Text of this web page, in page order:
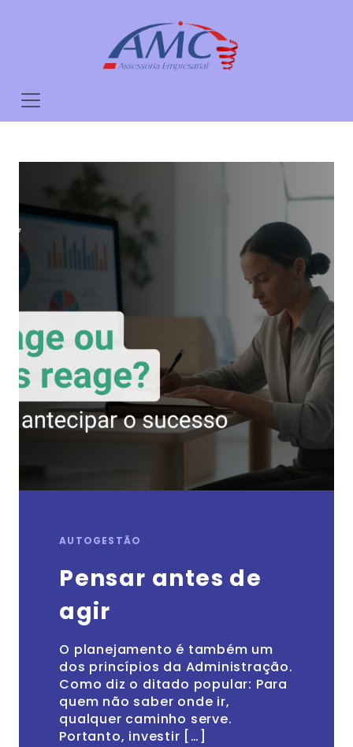
AUTOGESTÃO
Pensar antes de
agir
O planejamento é também um
dos princípios da Administração.
Como diz o ditado popular: Para
quem não saber onde ir,
qualquer caminho serve.
Portanto, investir […]